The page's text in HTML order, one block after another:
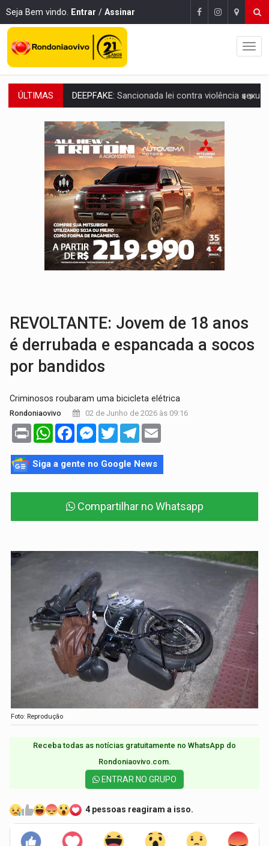
Seja Bem vindo. Entrar / Assinar
ÚLTIMAS COLEGIADO:Brasil e Rússia discutem energia nuclear, defesa e
URGENTE:Colisão entre caminhão e carro deixa quatro mortos e um em
ENCONTRO:Amazônia Negra ganha projeção nacional com participação de
PREVISÃO:Porto Velho tem chances de chuvas isoladas nesta
SINDICATOS UNIDOS:Assembleia Geral delibera greve da educação
PROCESSO SELETIVO:Rondoniaovivo abre oficina de Comunicação com
AGOSTO LILÁS:MPRO lança de portal e promove reflexão sobre trajetória da
REGULARIZAÇÃO:Refis 2026 segue até o fim do ano para
REVOLTANTE: Jovem de 18 anos
é derrubada e espancada a socos
por bandidos
Criminosos roubaram uma bicicleta elétrica
Rondoniaovivo 02 de Junho de 2026 às 09:16
Print WhatsAppFacebookMessenger
TwitterTelegram
Siga a gente no Google News
Compartilhar no Whatsapp
Foto: Reprodução
Receba todas as notícias gratuitamente no WhatsApp do
Rondoniaovivo.com.​
ENTRAR NO GRUPO
4 pessoas reagiram a isso.